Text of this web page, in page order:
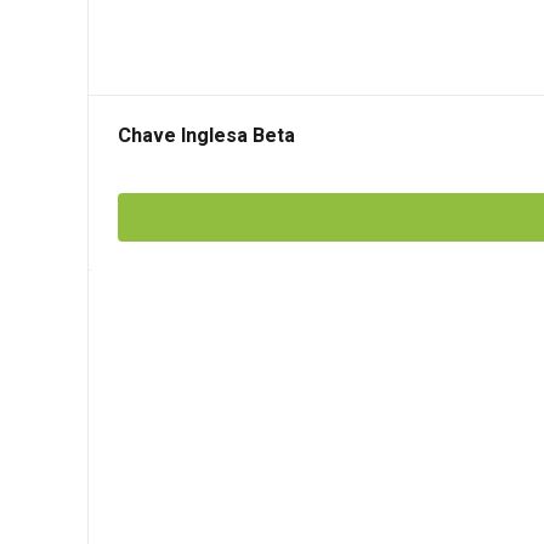
Chave Inglesa Beta